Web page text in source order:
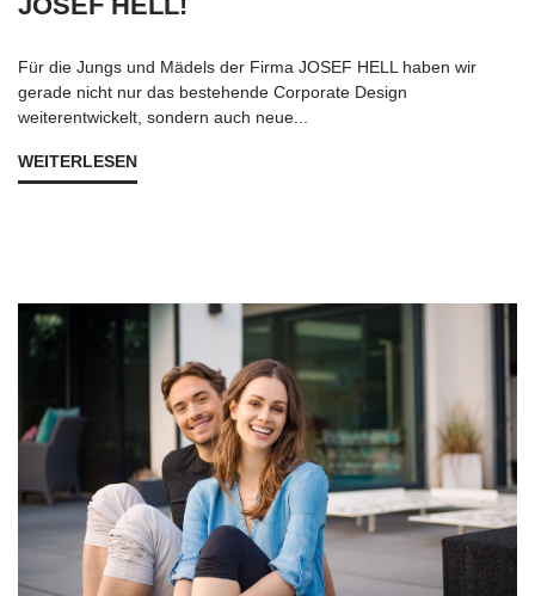
Für die Jungs und Mädels der Firma JOSEF HELL haben wir
gerade nicht nur das bestehende Corporate Design
weiterentwickelt, sondern auch neue...
WEITERLESEN